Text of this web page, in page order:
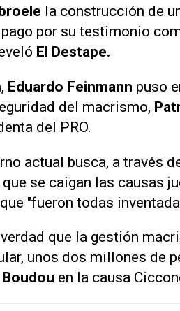
la construcción de
por su testimonio
El Destape.
Eduardo Feinmann puso
del macrismo,
del PRO.
actual busca, a través
se caigan las causas
"fueron todas
que la gestión
unos dos millones de
en la causa